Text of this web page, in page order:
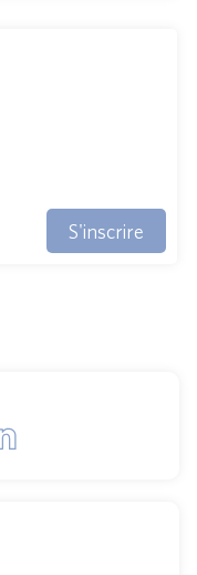
S'inscrire